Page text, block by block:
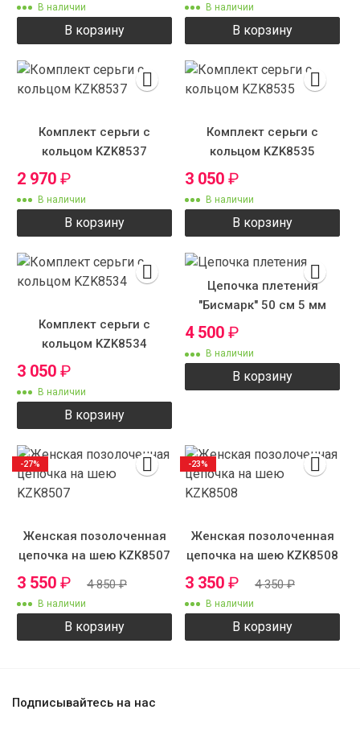
В наличии
В корзину
В наличии
В корзину
Комплект серьги с
кольцом KZK8537
2 970 ₽
В наличии
В корзину
Комплект серьги с
кольцом KZK8535
3 050 ₽
В наличии
В корзину
Комплект серьги с
кольцом KZK8534
3 050 ₽
В наличии
В корзину
Цепочка плетения
"Бисмарк" 50 см 5 мм
4 500 ₽
В наличии
В корзину
Женская позолоченная
цепочка на шею KZK8507
3 550 ₽ 4 850₽
В наличии
В корзину
-27%
Женская позолоченная
цепочка на шею KZK8508
3 350 ₽ 4 350₽
В наличии
В корзину
-23%
Подписывайтесь на нас